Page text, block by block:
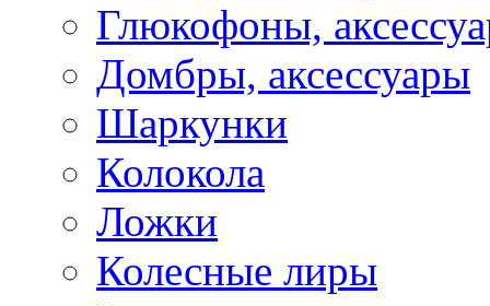
Глюкофоны,
Домбры, аксессуары
Шаркунки
Колокола
Ложки
Колесные лиры